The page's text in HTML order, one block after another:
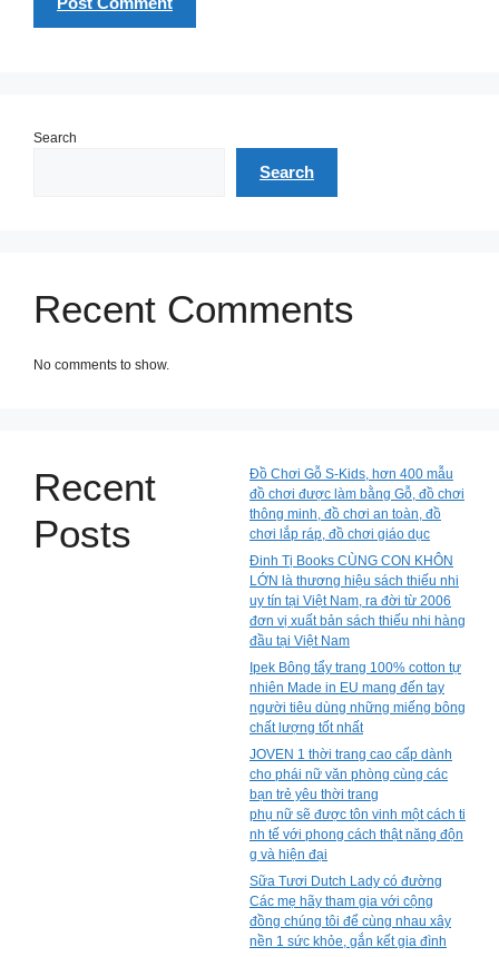
Search
Search
Recent Comments
No comments to show.
Recent
Posts
Đồ Chơi Gỗ S-Kids, hơn 400 mẫu
đồ chơi được làm bằng Gỗ, đồ chơi
thông minh, đồ chơi an toàn, đồ
chơi lắp ráp, đồ chơi giáo dục
Đinh Tị Books CÙNG CON KHÔN
LỚN là thương hiệu sách thiếu nhi
uy tín tại Việt Nam, ra đời từ 2006
đơn vị xuất bản sách thiếu nhi hàng
đầu tại Việt Nam
Ipek Bông tẩy trang 100% cotton tự
nhiên Made in EU mang đến tay
người tiêu dùng những miếng bông
chất lượng tốt nhất
JOVEN 1 thời trang cao cấp dành
cho phái nữ văn phòng cùng các
bạn trẻ yêu thời trang
phụ nữ sẽ được tôn vinh một cách ti
nh tế với phong cách thật năng độn
g và hiện đại
Sữa Tươi Dutch Lady có đường
Các mẹ hãy tham gia với cộng
đồng chúng tôi để cùng nhau xây
nền 1 sức khỏe, gắn kết gia đình